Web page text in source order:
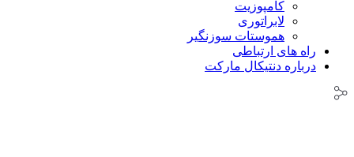
کامپوزیت
لابراتوری
هموستات سوزنگیر
راه های ارتباطی
درباره دنتیکال مارکت